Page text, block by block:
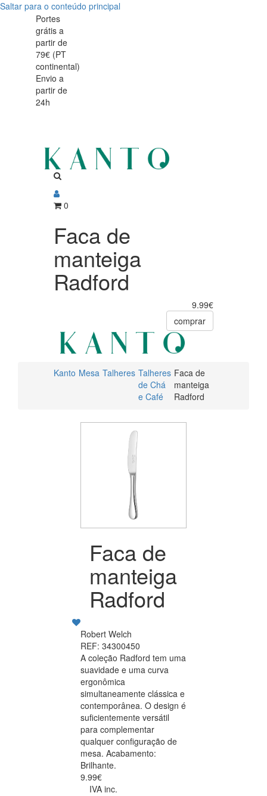
Saltar para o conteúdo principal
Faca
manteiga
Radford
Faca
manteiga
Radford
Portes
grátis a
partir de
79€ (PT
continental)
Envio a
partir de
24h
0
Faca de
manteiga
Radford
9.99€
comprar
Kanto Mesa Talheres Talheres
de Chá
e Café
Faca de
manteiga
Radford
Faca de
manteiga
Radford
Robert Welch
REF: 34300450
A coleção Radford tem uma
suavidade e uma curva
ergonômica
simultaneamente clássica e
contemporânea. O design é
suficientemente versátil
para complementar
qualquer configuração de
mesa. Acabamento:
Brilhante.
9.99€
IVA inc.